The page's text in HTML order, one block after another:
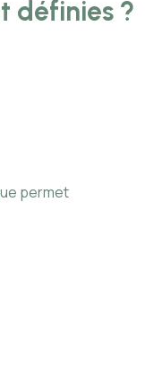
définies ?
permet